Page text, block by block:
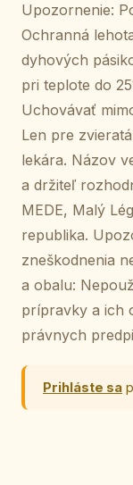
Upozornenie:
Ochranná
dyhových
pri teplote do
Uchovávať
Len pre
lekára. Názov
a držiteľ
MEDE, Malý
republika.
zneškodnenia
a obalu:
prípravky a ich
právnych
Prihláste sa